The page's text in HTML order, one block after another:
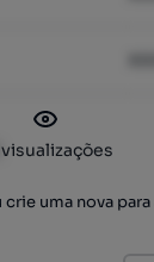
visualizações
crie uma nova